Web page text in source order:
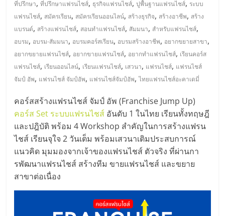
SMEs,
แฟ
รน
ไชส์,
ที่
ปรึกษา
แฟ
ที่ปรึกษา,ที่ปรึกษาแฟรนไชส์, ธุรกิจแฟรนไชส์,ปูพื้นฐานแฟรนไชส์, ระบบ
แฟรนไชส์, สมัครเรียน, สมัครเรียนออนไลน์, สร้างธุรกิจ, สร้างอาชีพ, สร้าง
แบรนด์, สร้างแฟรนไชส์, สอนทำแฟรนไชส์, สัมมนา, สำหรับแฟรนไชส์,
อบรม, อบรม-สัมมนา, อบรมคอร์สเรียน, อบรมสร้างอาชีพ, อยากขยายสาขา,
อยากขยายแฟรนไชส์, อยากขายแฟรนไชส์, อยากทำแฟรนไชส์, เรียนคอร์ส
แฟรนไชส์, เรียนออนไลน์, เรียนแฟรนไชส์, เสวนา, แฟรนไชส์, แฟรนไชส์
จัมป์ อัพ, แฟรนไชส์ จัมป์อัพ, แฟรนไชส์จัมป์อัพ,ไทยแฟรนไชส์อะคาเดมี่
คอร์สสร้างแฟรนไชส์ จัมป์ อัพ (Franchise Jump Up)
คอร์ส Set ระบบแฟรนไชส์ อันดับ 1 ในไทย เรียนทั้งทฤษฎี
และปฎิบัติ พร้อม 4 Workshop สำคัญในการสร้างแฟรน
ไชส์ เรียนจุใจ 2 วันเต็ม พร้อมเสวนาเติมประสบการณ์
แนวคิด มุมมองจากเจ้าของแฟรนไชส์ ตัวจริง ที่ผ่านกา
รพัฒนาแฟรนไชส์ สร้างทีม ขายแฟรนไชส์ และขยาย
สาขาต่อเนื่อง